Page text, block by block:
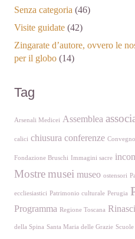
Senza categoria (46)
Visite guidate (42)
Zingarate d’autore, ovvero le
per il globo (14)
Tag
Arsenali Medicei Assemblea
calici chiusura conferenze Convegno
Fondazione Bruschi Immagini sacre
Mostremusei museo ostensori
eccliesiastici Patrimonio culturale Perugia
Programma Regione Toscana
della Spina Santa Maria delle Grazie Scuole